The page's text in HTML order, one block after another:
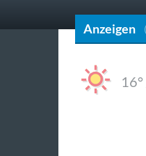
Anzeigen
16°